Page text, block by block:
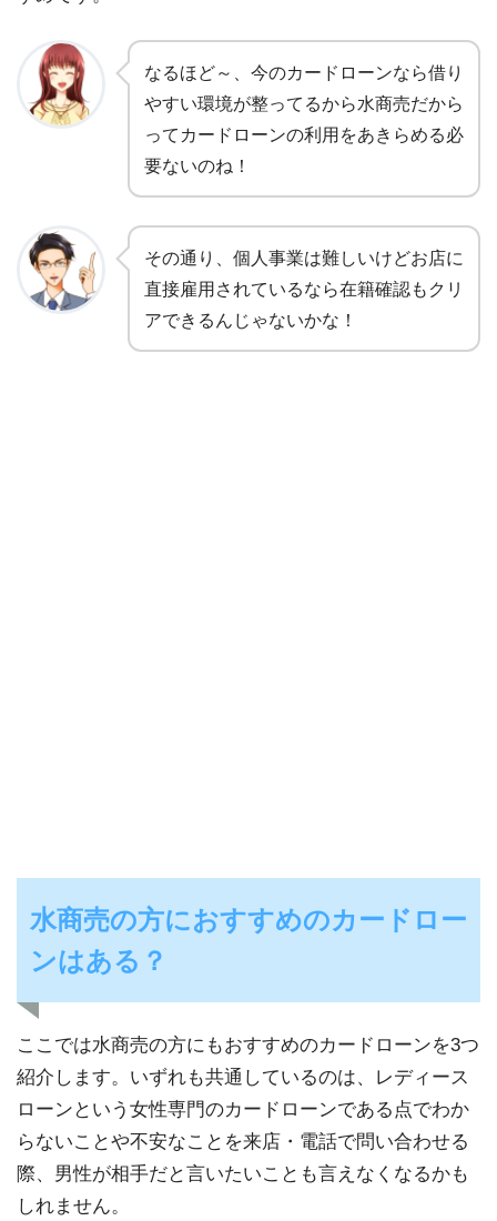
なるほど～、今のカードローンなら借り
やすい環境が整ってるから水商売だから
ってカードローンの利用をあきらめる必
要ないのね！
その通り、個人事業は難しいけどお店に
直接雇用されているなら在籍確認もクリ
アできるんじゃないかな！
水商売の方におすすめのカードロー
ンはある？
ここでは水商売の方にもおすすめのカードローンを3つ
紹介します。いずれも共通しているのは、レディース
ローンという女性専門のカードローンである点でわか
らないことや不安なことを来店・電話で問い合わせる
際、男性が相手だと言いたいことも言えなくなるかも
しれません。